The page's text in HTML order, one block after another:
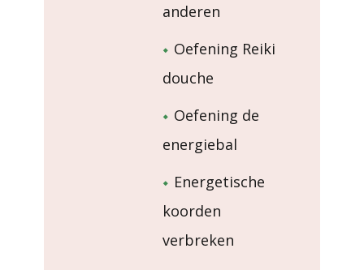
anderen
Oefening Reiki
douche
Oefening de
energiebal
Energetische
koorden
verbreken